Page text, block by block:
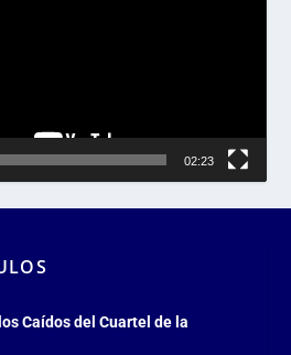
02:23
Caídos del Cuartel de la